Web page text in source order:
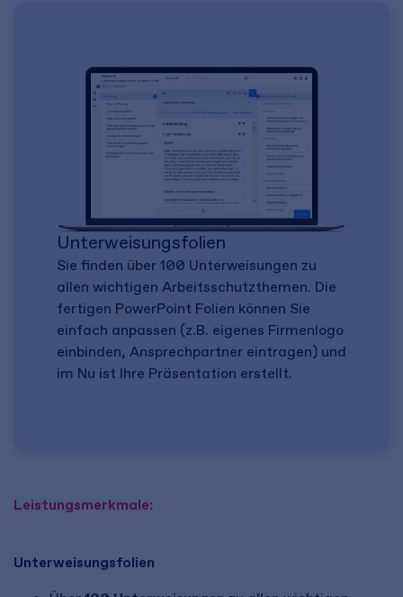
Unterweisungsfolien
Sie finden über 100 Unterweisungen zu
allen wichtigen Arbeitsschutzthemen. Die
fertigen PowerPoint Folien können Sie
einfach anpassen (z.B. eigenes Firmenlogo
einbinden, Ansprechpartner eintragen) und
im Nu ist Ihre Präsentation erstellt.
Leistungsmerkmale:
Unterweisungsfolien